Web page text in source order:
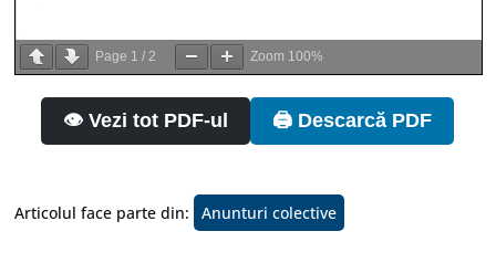
Page 1 /2 Zoom 100%
👁️ Vezi tot PDF-ul 🖨️ Descarcă PDF
Articolul face parte din: Anunturi colective